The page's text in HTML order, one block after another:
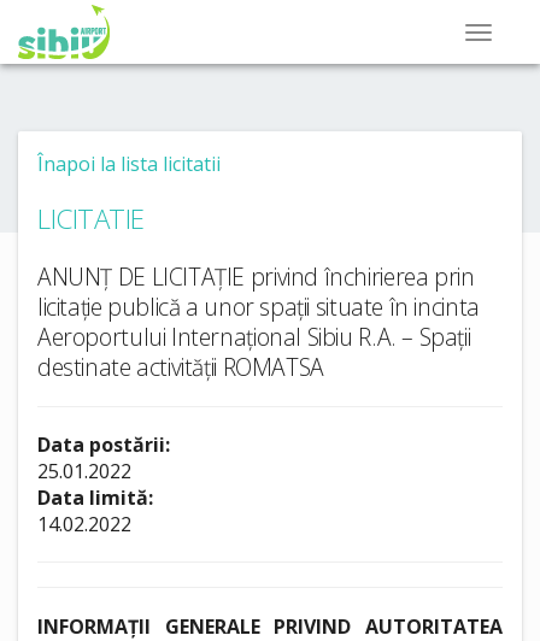
Înapoi la lista licitatii
LICITATIE
ANUNȚ DE LICITAȚIE privind închirierea prin
licitație publică a unor spații situate în incinta
Aeroportului Internațional Sibiu R.A. – Spații
destinate activității ROMATSA
Data postării:
25.01.2022
Data limită:
14.02.2022
INFORMAȚII GENERALE PRIVIND AUTORITATEA